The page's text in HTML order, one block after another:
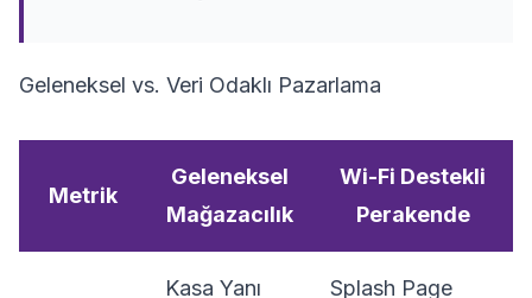
Geleneksel vs. Veri Odaklı Pazarlama
Metrik
Geleneksel
Mağazacılık
Wi-Fi Destekli
Perakende
Kasa Yanı Splash Page